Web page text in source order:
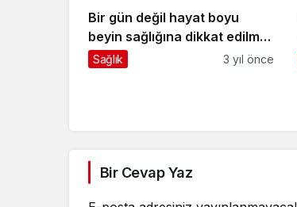
Bir gün değil hayat boyu
beyin sağlığına dikkat edilmeli
Yalnızlık insana iyi gelmez,
Sağlık 3 yıl önce
Bir Cevap Yaz